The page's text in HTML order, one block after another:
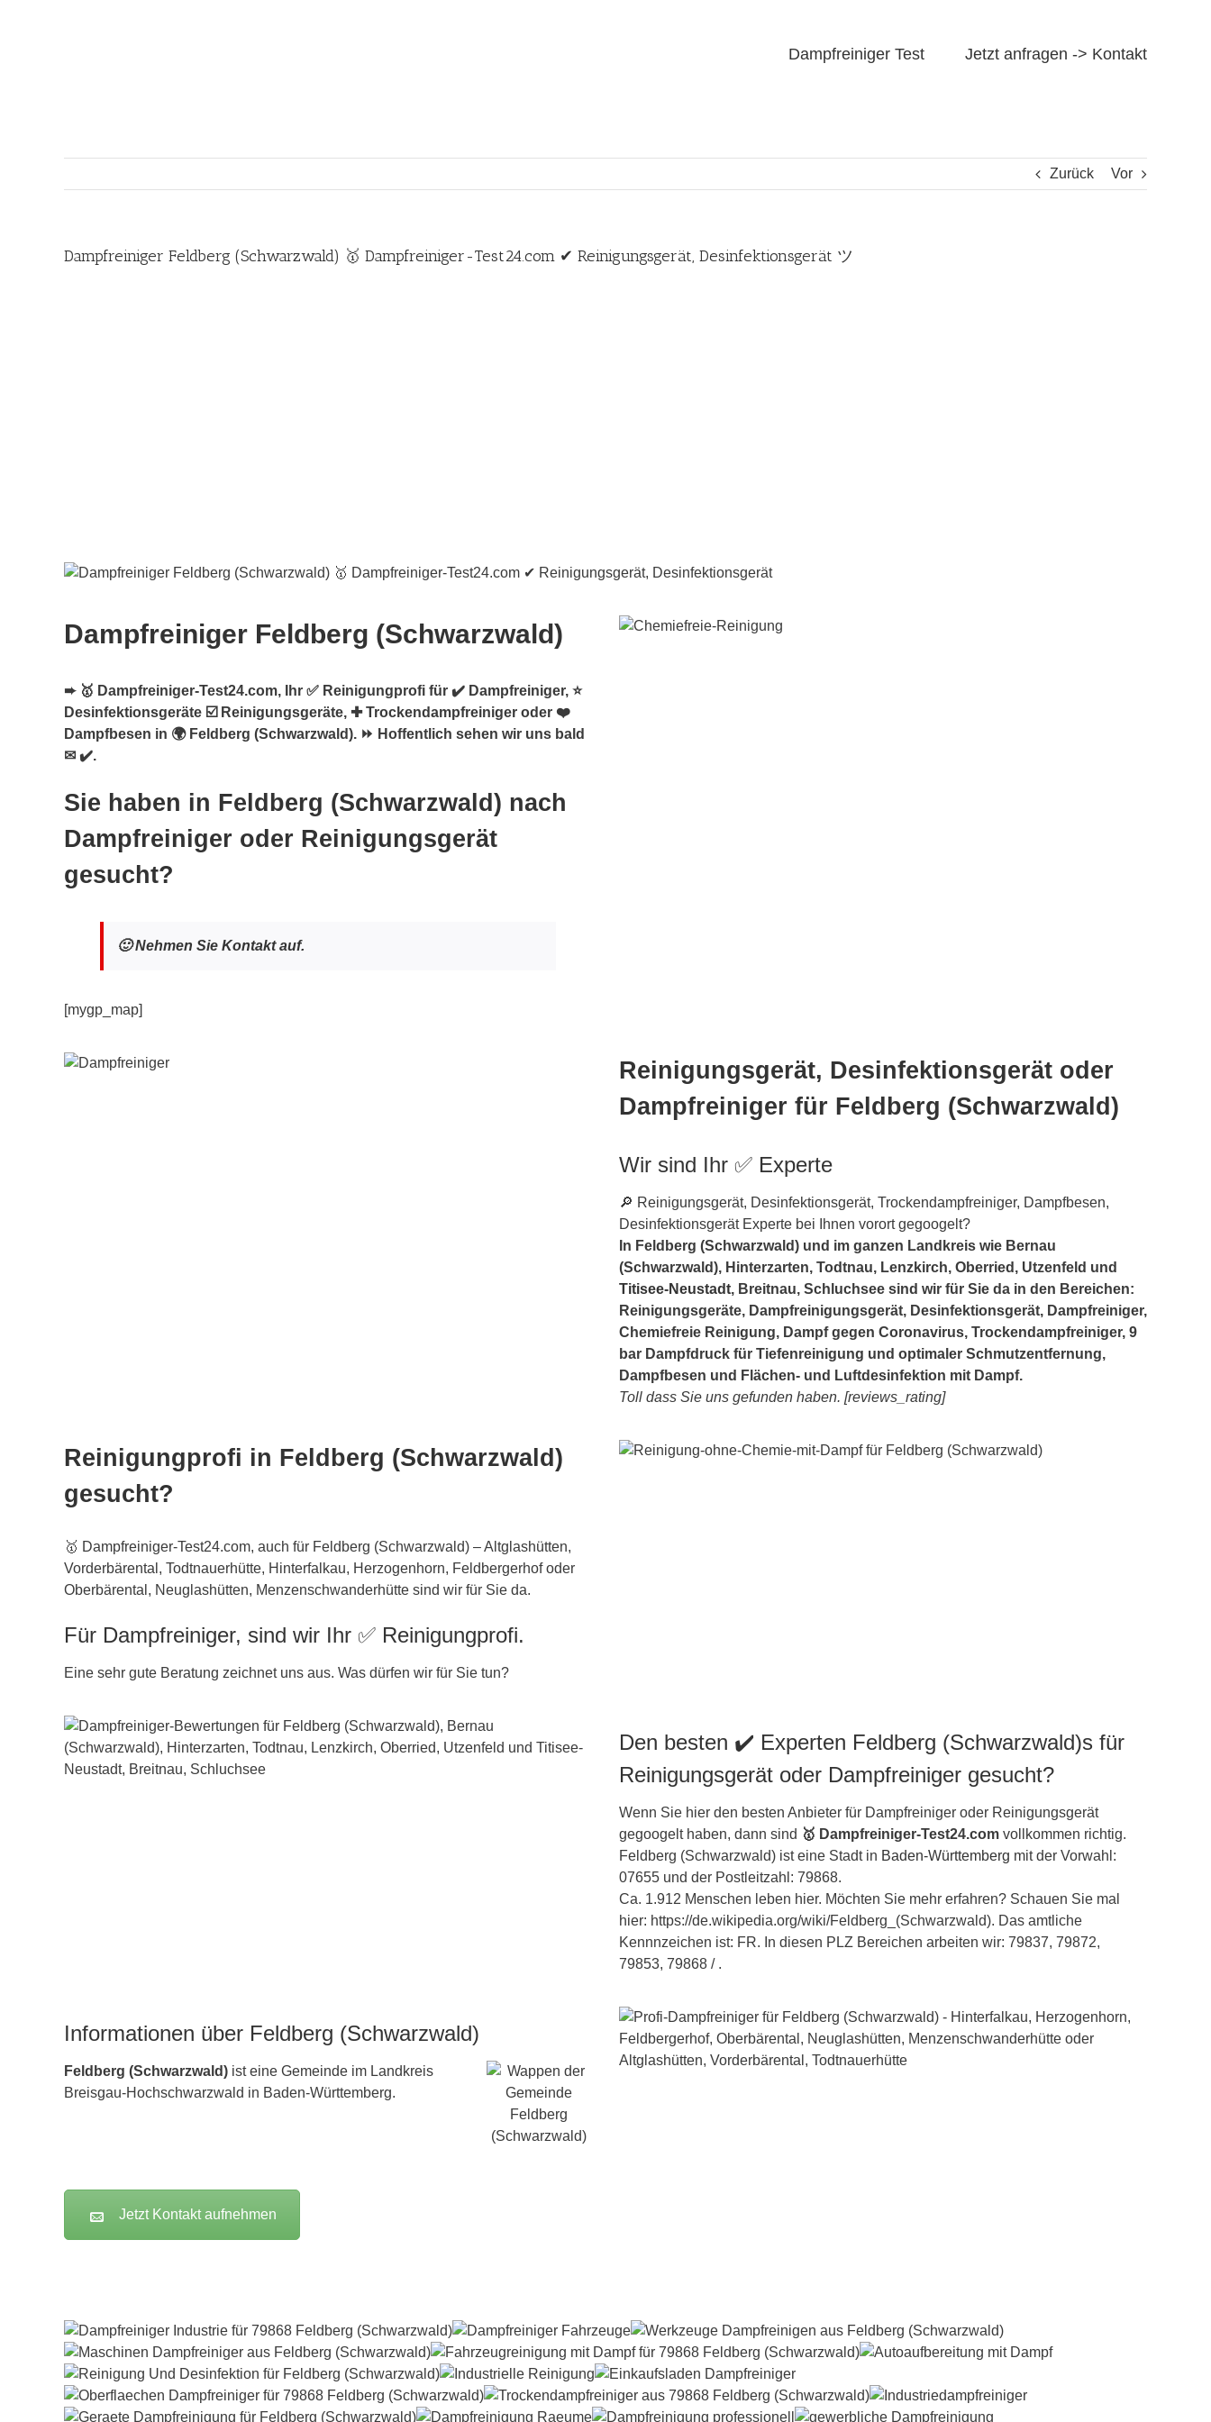
Dampfreiniger Test Jetzt anfragen -> Kontakt
Zurück Vor
Dampfreiniger Feldberg (Schwarzwald) 🥇 Dampfreiniger-Test24.com ✔ Reinigungsgerät, Desinfektionsgerät ツ
Dampfreiniger Feldberg (Schwarzwald)
➨ 🥇 Dampfreiniger-Test24.com, Ihr ✅ Reinigungprofi für ✔️ Dampfreiniger, ⭐
Desinfektionsgeräte ☑️ Reinigungsgeräte, ✚ Trockendampfreiniger oder ❤️
Dampfbesen in 🌍 Feldberg (Schwarzwald). ⏩ Hoffentlich sehen wir uns bald
✉ ✔️.
Sie haben in Feldberg (Schwarzwald) nach
Dampfreiniger oder Reinigungsgerät
gesucht?
🙂 Nehmen Sie Kontakt auf.
[mygp_map]
Reinigungsgerät, Desinfektionsgerät oder
Dampfreiniger für Feldberg (Schwarzwald)
Wir sind Ihr ✅ Experte
🔎 Reinigungsgerät, Desinfektionsgerät, Trockendampfreiniger, Dampfbesen,
Desinfektionsgerät Experte bei Ihnen vorort gegoogelt?
In Feldberg (Schwarzwald) und im ganzen Landkreis wie Bernau
(Schwarzwald), Hinterzarten, Todtnau, Lenzkirch, Oberried, Utzenfeld und
Titisee-Neustadt, Breitnau, Schluchsee sind wir für Sie da in den Bereichen:
Reinigungsgeräte, Dampfreinigungsgerät, Desinfektionsgerät, Dampfreiniger,
Chemiefreie Reinigung, Dampf gegen Coronavirus, Trockendampfreiniger, 9
bar Dampfdruck für Tiefenreinigung und optimaler Schmutzentfernung,
Dampfbesen und Flächen- und Luftdesinfektion mit Dampf.
Toll dass Sie uns gefunden haben. [reviews_rating]
Reinigungprofi in Feldberg (Schwarzwald)
gesucht?
🥇 Dampfreiniger-Test24.com, auch für Feldberg (Schwarzwald) – Altglashütten,
Vorderbärental, Todtnauerhütte, Hinterfalkau, Herzogenhorn, Feldbergerhof oder
Oberbärental, Neuglashütten, Menzenschwanderhütte sind wir für Sie da.
Für Dampfreiniger, sind wir Ihr ✅ Reinigungprofi.
Eine sehr gute Beratung zeichnet uns aus. Was dürfen wir für Sie tun?
Den besten ✔️ Experten Feldberg (Schwarzwald)s für
Reinigungsgerät oder Dampfreiniger gesucht?
Wenn Sie hier den besten Anbieter für Dampfreiniger oder Reinigungsgerät
gegoogelt haben, dann sind 🥇 Dampfreiniger-Test24.com vollkommen richtig.
Feldberg (Schwarzwald) ist eine Stadt in Baden-Württemberg mit der Vorwahl:
07655 und der Postleitzahl: 79868.
Ca. 1.912 Menschen leben hier. Möchten Sie mehr erfahren? Schauen Sie mal
hier: https://de.wikipedia.org/wiki/Feldberg_(Schwarzwald). Das amtliche
Kennnzeichen ist: FR. In diesen PLZ Bereichen arbeiten wir: 79837, 79872,
79853, 79868 / .
Informationen über Feldberg (Schwarzwald)
Feldberg (Schwarzwald) ist eine Gemeinde im Landkreis
Breisgau-Hochschwarzwald in Baden-Württemberg.
Jetzt Kontakt aufnehmen